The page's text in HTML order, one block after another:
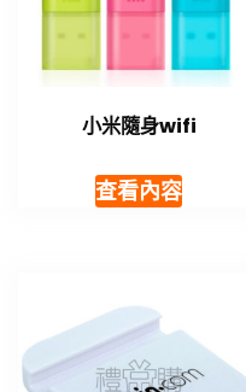
小米隨身wifi
查看內容